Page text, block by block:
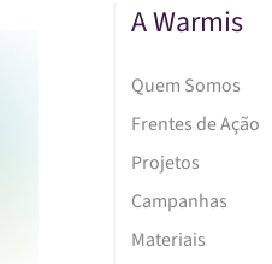
A Warmis
Quem Somos
Frentes de Ação
Projetos
Campanhas
Materiais